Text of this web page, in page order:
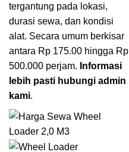
tergantung pada lokasi,
durasi sewa, dan kondisi
alat. Secara umum berkisar
antara Rp 175.00 hingga Rp
500.000 perjam. Informasi
lebih pasti hubungi admin
kami.